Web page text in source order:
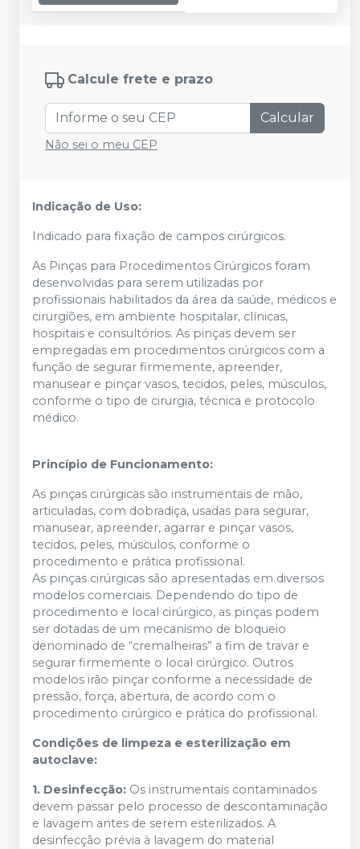
Calcule frete e prazo
Calcular
Não sei o meu CEP
Indicação de Uso:
Indicado para fixação de campos cirúrgicos.
As Pinças para Procedimentos Cirúrgicos foram
desenvolvidas para serem utilizadas por
profissionais habilitados da área da saúde, médicos e
cirurgiões, em ambiente hospitalar, clínicas,
hospitais e consultórios. As pinças devem ser
empregadas em procedimentos cirúrgicos com a
função de segurar firmemente, apreender,
manusear e pinçar vasos, tecidos, peles, músculos,
conforme o tipo de cirurgia, técnica e protocolo
médico.
Princípio de Funcionamento:
As pinças cirúrgicas são instrumentais de mão,
articuladas, com dobradiça, usadas para segurar,
manusear, apreender, agarrar e pinçar vasos,
tecidos, peles, músculos, conforme o
procedimento e prática profissional.
As pinças cirúrgicas são apresentadas em diversos
modelos comerciais. Dependendo do tipo de
procedimento e local cirúrgico, as pinças podem
ser dotadas de um mecanismo de bloqueio
denominado de “cremalheiras” a fim de travar e
segurar firmemente o local cirúrgico. Outros
modelos irão pinçar conforme a necessidade de
pressão, força, abertura, de acordo com o
procedimento cirúrgico e prática do profissional.
Condições de limpeza e esterilização em
autoclave:
1. Desinfecção: Os instrumentais contaminados
devem passar pelo processo de descontaminação
e lavagem antes de serem esterilizados. A
desinfecção prévia à lavagem do material